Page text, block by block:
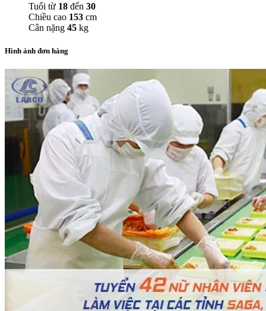
Tuổi từ 18 đến 30
Chiều cao 153 cm
Cân nặng 45 kg
Hình ảnh đơn hàng